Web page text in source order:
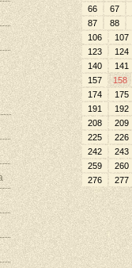
66
67
87
88
106
107
123
124
140
141
157
158
174
175
191
192
208
209
225
226
242
243
259
260
276
277